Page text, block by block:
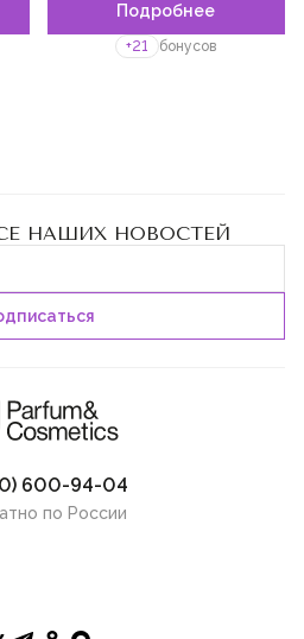
Подробнее
+21 бонусов
НАШИХ НОВОСТЕЙ
600-94-04
по России